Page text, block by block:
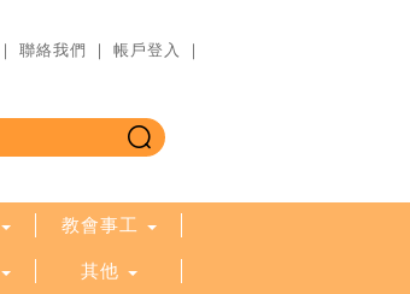
｜ 聯絡我們 ｜ 帳戶登入 ｜
教會事工
其他